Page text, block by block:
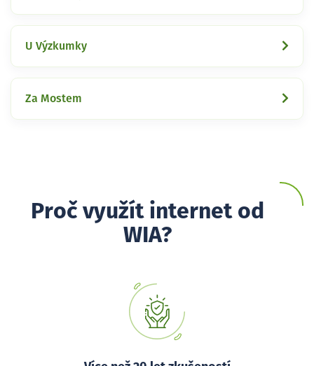
U Výzkumky
Za Mostem
Proč využít internet od
WIA?